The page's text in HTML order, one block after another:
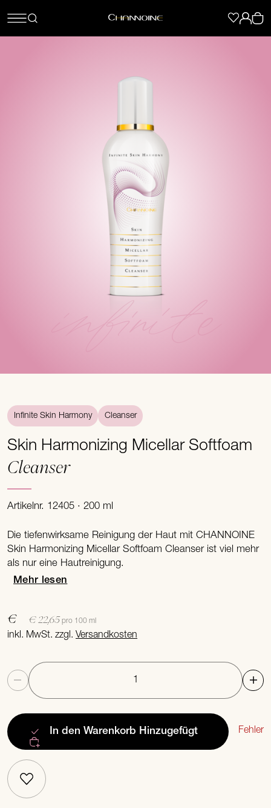
infinite
Infinite Skin Harmony Cleanser
Skin Harmonizing Micellar Softfoam
Cleanser
Artikelnr. 12405 · 200 ml
Die tiefenwirksame Reinigung der Haut mit CHANNOINE
Skin Harmonizing Micellar Softfoam Cleanser ist viel mehr
als nur eine Hautreinigung.
Mehr lesen
€ € 22,65 pro 100 ml
inkl. MwSt. zzgl.Versandkosten
Anzahl
In den Warenkorb Hinzugefügt Fehler